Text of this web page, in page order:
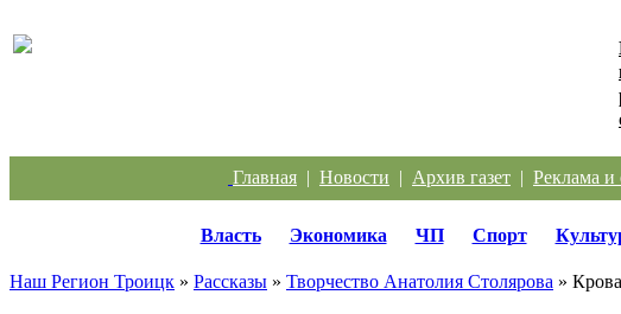
Главная | Новости | Архив газет | Реклама и
Власть Экономика ЧП Спорт
Наш Регион Троицк » Рассказы » Творчество Анатолия Столярова »